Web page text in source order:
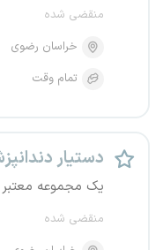
منقضی شده
خراسان رضوی
تمام وقت
دستیار
یک مجموعه معتبر
منقضی شده